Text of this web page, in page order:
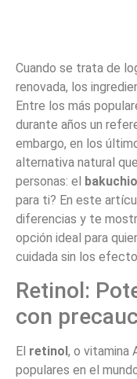
Cuando se trata de
renovada, los
Entre los más
durante años un
embargo, en los
alternativa natural
personas: el
para ti? En este
diferencias y te
opción ideal para
cuidada sin los
Retinol:
con
El retinol , o vitamina
populares en el